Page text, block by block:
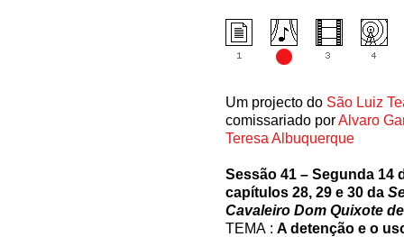
Um projecto do São Luiz
comissariado porAlvaro
Teresa Albuquerque
Sessão 41 – Segunda 14
capítulos 28, 29 e 30 da
Cavaleiro Dom Quixote
TEMA : A detenção e o